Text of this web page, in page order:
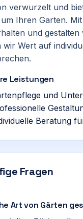
verwurzelt und
Ihren Garten.
und gestalten
wir Wert auf
Leistungen
und
Beratung
Fragen
Art von Gärten